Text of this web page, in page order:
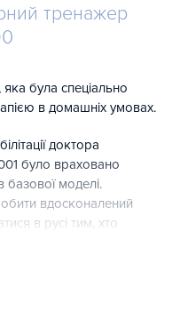
тренажер
була спеціально
в домашніх умовах.
доктора
було враховано
базової моделі.
вдосконалений
в русі тим, хто